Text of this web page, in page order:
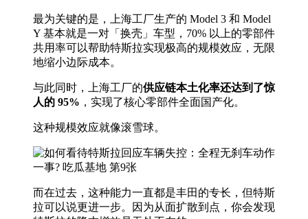
最为关键的是，上海工厂生产的 Model 3 和 Model
Y 基本就是一对「换壳」车型，70% 以上的零部件
共用率可以帮助特斯拉实现极高的规模效应，无限
地缩小边际成本。
与此同时，上海工厂的供应链本土化率还达到了惊
人的 95% ，实现了核心零部件全面国产化。
这种规模效应就像滚雪球。
而在过去，这种能力一直都是丰田的专长，但特斯
拉可以说更进一步。因为从面扩散到点，你会发现